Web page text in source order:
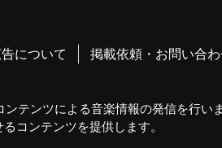
について 掲載依頼・お問い合
テンツによる音楽情報の発信を行い
コンテンツを提供します。